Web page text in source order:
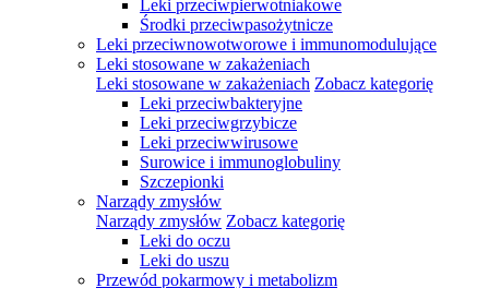
Leki przeciwpierwotniakowe
Środki przeciwpasożytnicze
Leki przeciwnowotworowe i immunomodulujące
Leki stosowane w zakażeniach
Leki stosowane w zakażeniach Zobacz kategorię
Leki przeciwbakteryjne
Leki przeciwgrzybicze
Leki przeciwwirusowe
Surowice i immunoglobuliny
Szczepionki
Narządy zmysłów
Narządy zmysłów Zobacz kategorię
Leki do oczu
Leki do uszu
Przewód pokarmowy i metabolizm